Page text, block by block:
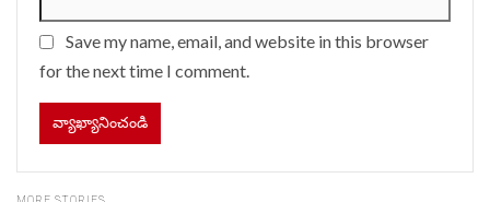
Save my name, email, and website in this browser
for the next time I comment.